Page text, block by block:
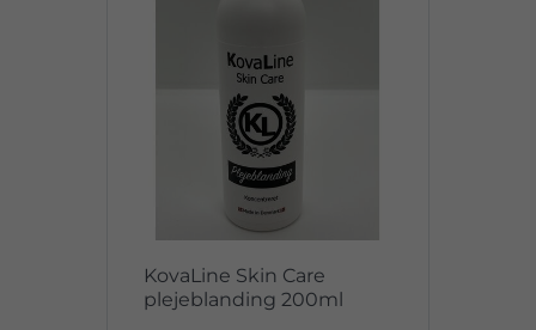
KovaLine Skin Care
plejeblanding 200ml